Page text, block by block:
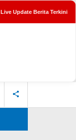
Live Update Berita Terkini